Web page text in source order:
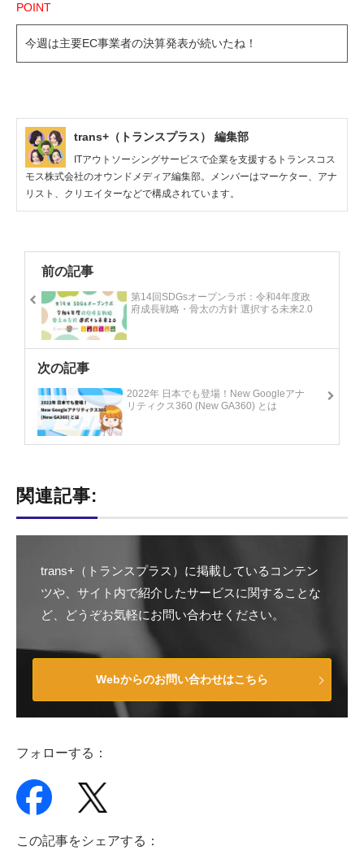
POINT
今週は主要EC事業者の決算発表が続いたね！
trans+（トランスプラス） 編集部
ITアウトソーシングサービスで企業を支援するトランスコス
モス株式会社のオウンドメディア編集部。メンバーはマーケター、アナ
リスト、クリエイターなどで構成されています。
前の記事
第14回SDGsオープンラボ：令和4年度政
府成長戦略・骨太の方針 選択する未来2.0
次の記事
2022年 日本でも登場！New Googleアナ
リティクス360 (New GA360) とは
関連記事:
trans+（トランスプラス）に掲載しているコンテン
ツや、サイト内で紹介したサービスに関することな
ど、どうぞお気軽にお問い合わせください。
Webからのお問い合わせはこちら
フォローする：
この記事をシェアする：